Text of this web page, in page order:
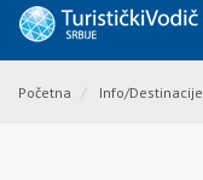
Početna Info/Destinacije